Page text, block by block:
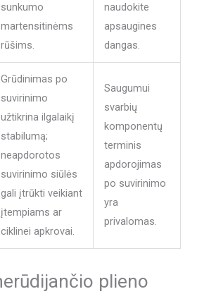
sunkumo
martensitinėms
rūšims.
naudokite
apsaugines
dangas.
Grūdinimas po
suvirinimo
užtikrina ilgalaikį
stabilumą;
neapdorotos
suvirinimo siūlės
gali įtrūkti veikiant
įtempiams ar
ciklinei apkrovai.
Saugumui
svarbių
komponentų
terminis
apdorojimas
po suvirinimo
yra
privalomas.
plieno